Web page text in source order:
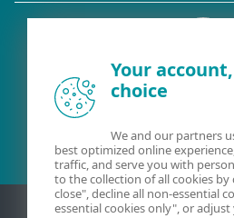
Съществуващ
Your
choice
We and our partners
best optimized online
traffic, and serve you with
to the collection of all cookies by
close", decline all non-essential
essential cookies only", or